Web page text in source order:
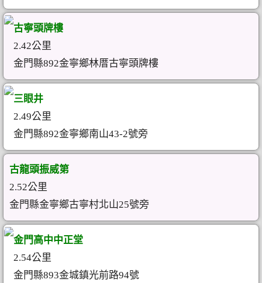
古寧頭牌樓
2.42公里
金門縣892金寧鄉林厝古寧頭牌樓
三眼井
2.49公里
金門縣892金寧鄉南山43-2號旁
古龍頭振威第
2.52公里
金門縣金寧鄉古寧村北山25號旁
金門高中中正堂
2.54公里
金門縣893金城鎮光前路94號